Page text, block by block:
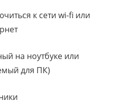
к сети wi-fi или
на ноутбуке или
для ПК)